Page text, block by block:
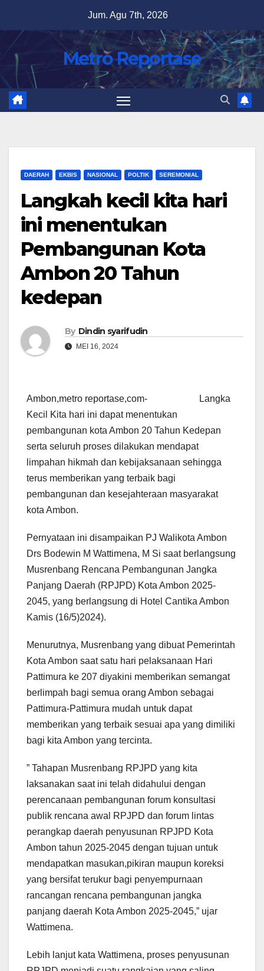
content
Jum. Agu 7th, 2026
Metro Reportase
DAERAH EKBIS NASIONAL POLTIK SEREMONIAL
Langkah kecil kita hari
ini menentukan
Pembangunan Kota
Ambon 20 Tahun
kedepan
By Dindin syarifudin
MEI 16, 2024
Ambon,metro reportase,com- Langka
Kecil Kita hari ini dapat menentukan
pembangunan kota Ambon 20 Tahun Kedepan
serta seluruh proses dilakukan mendapat
limpahan hikmah dan kebijaksanaan sehingga
terus memberikan yang terbaik bagi
pembangunan dan kesejahteraan masyarakat
kota Ambon.
Pernyataan ini disampaikan PJ Walikota Ambon
Drs Bodewin M Wattimena, M Si saat berlangsung
Musrenbang Rencana Pembangunan Jangka
Panjang Daerah (RPJPD) Kota Ambon 2025-
2045, yang berlangsung di Hotel Cantika Ambon
Kamis (16/5)2024).
Menurutnya, Musrenbang yang dibuat Pemerintah
Kota Ambon saat satu hari pelaksanaan Hari
Pattimura ke 207 diyakini memberikan semangat
berlimpah bagi semua orang Ambon sebagai
Pattimura-Pattimura mudah untuk dapat
memberikan yang terbaik sesuai apa yang dimiliki
bagi kita Ambon yang tercinta.
” Tahapan Musrenbang RPJPD yang kita
laksanakan saat ini telah didahului dengan
perencanaan pembangunan forum konsultasi
publik rencana awal RPJPD dan forum lintas
perangkap daerah penyusunan RPJPD Kota
Ambon tahun 2025-2045 dengan tujuan untuk
mendapatkan masukan,pikiran maupun koreksi
yang bersifat terukur bagi penyempurnaan
rancangan rencana pembangunan jangka
panjang daerah Kota Ambon 2025-2045,” ujar
Wattimena.
Lebih lanjut kata Wattimena, proses penyusunan